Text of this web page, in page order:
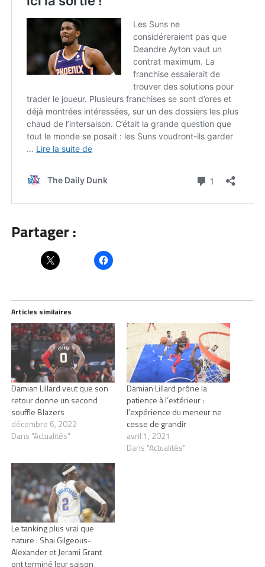
Partager :
Articles similaires
Damian Lillard veut que son
retour donne un second
souffle Blazers
décembre 6, 2022
Dans "Actualités"
Damian Lillard prône la
patience à l’extérieur :
l’expérience du meneur ne
cesse de grandir
avril 1, 2021
Dans "Actualités"
Le tanking plus vrai que
nature : Shai Gilgeous-
Alexander et Jerami Grant
ont terminé leur saison